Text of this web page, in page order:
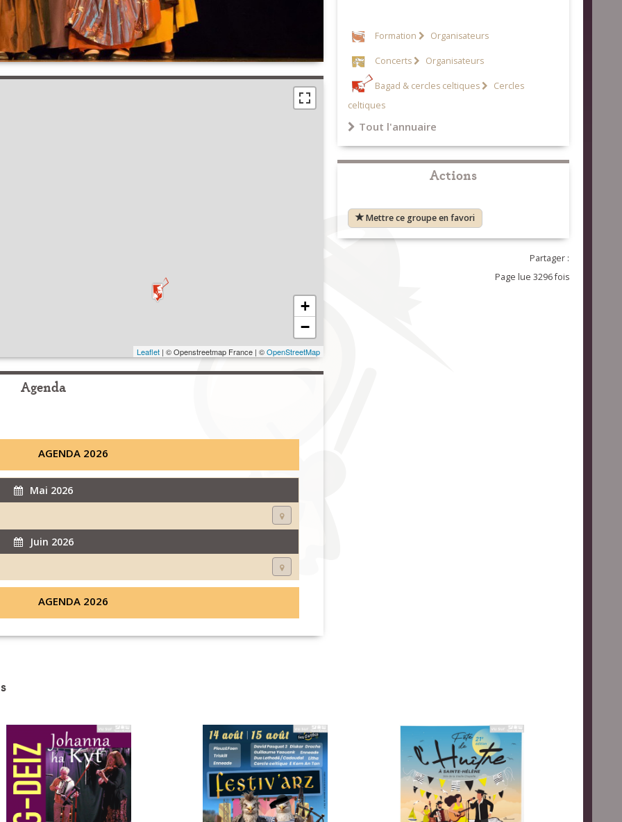
+
−
Leaflet| © Openstreetmap France | ©OpenStreetMap
Agenda
AGENDA 2026
Mai 2026
Juin 2026
AGENDA 2026
Formation Organisateurs
Concerts Organisateurs
Bagad & cercles celtiques
Cercles
celtiques
Tout l'annuaire
Actions
Mettre ce groupe en favori
Partager :
Page lue 3296 fois